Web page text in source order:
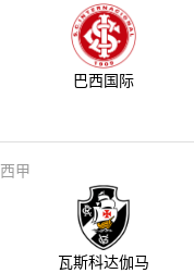
巴西国际
甲
瓦斯科达伽马